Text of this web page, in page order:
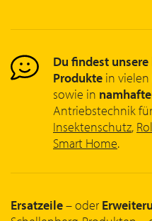
Du findest
Produkte in vielen
sowie in
Antriebstechnik für
Insektenschutz,
Smart Home.
Ersatzeile– oder